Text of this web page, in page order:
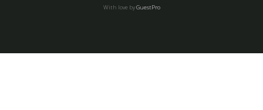
With love byGuestPro